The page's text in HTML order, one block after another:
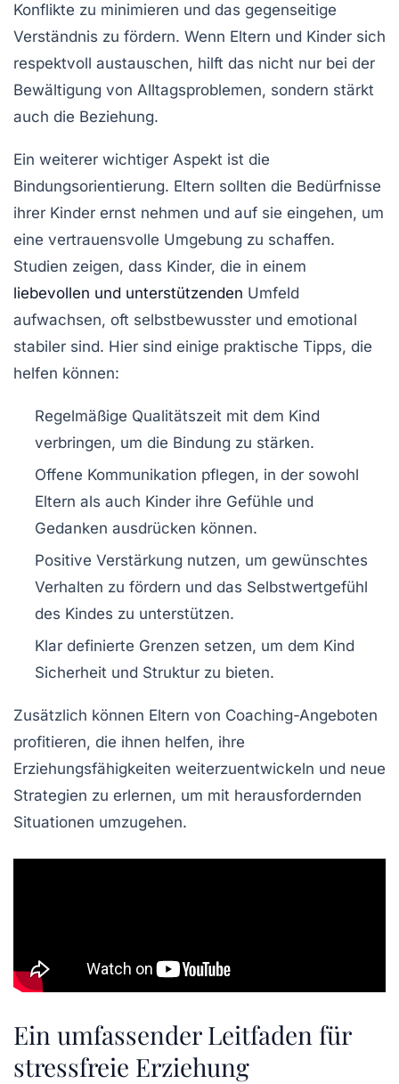
Konflikte zu minimieren und das gegenseitige
Verständnis zu fördern. Wenn Eltern und Kinder sich
respektvoll austauschen, hilft das nicht nur bei der
Bewältigung von Alltagsproblemen, sondern stärkt
auch die Beziehung.
Ein weiterer wichtiger Aspekt ist die
Bindungsorientierung. Eltern sollten die Bedürfnisse
ihrer Kinder ernst nehmen und auf sie eingehen, um
eine vertrauensvolle Umgebung zu schaffen.
Studien zeigen, dass Kinder, die in einem
liebevollen und unterstützenden Umfeld
aufwachsen, oft selbstbewusster und emotional
stabiler sind. Hier sind einige praktische Tipps, die
helfen können:
Regelmäßige Qualitätszeit mit dem Kind
verbringen, um die Bindung zu stärken.
Offene Kommunikation pflegen, in der sowohl
Eltern als auch Kinder ihre Gefühle und
Gedanken ausdrücken können.
Positive Verstärkung nutzen, um gewünschtes
Verhalten zu fördern und das Selbstwertgefühl
des Kindes zu unterstützen.
Klar definierte Grenzen setzen, um dem Kind
Sicherheit und Struktur zu bieten.
Zusätzlich können Eltern von Coaching-Angeboten
profitieren, die ihnen helfen, ihre
Erziehungsfähigkeiten weiterzuentwickeln und neue
Strategien zu erlernen, um mit herausfordernden
Situationen umzugehen.
Ein umfassender Leitfaden für
stressfreie Erziehung